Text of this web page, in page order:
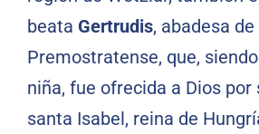
beata Gertrudis, abadesa
Premostratense, que,
niña, fue ofrecida a Dios por
santa Isabel, reina de